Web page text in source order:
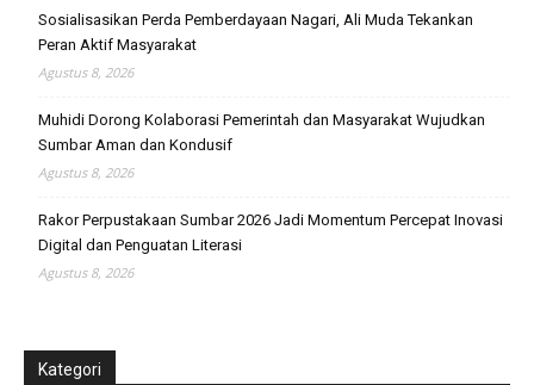
Sosialisasikan Perda Pemberdayaan Nagari, Ali Muda Tekankan
Peran Aktif Masyarakat
Agustus 8, 2026
Muhidi Dorong Kolaborasi Pemerintah dan Masyarakat Wujudkan
Sumbar Aman dan Kondusif
Agustus 8, 2026
Rakor Perpustakaan Sumbar 2026 Jadi Momentum Percepat Inovasi
Digital dan Penguatan Literasi
Agustus 8, 2026
Kategori